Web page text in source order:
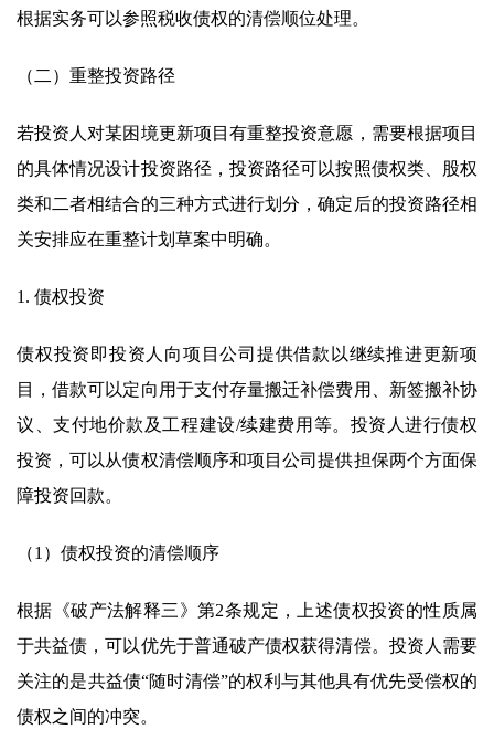
根据实务可以参照税收债权的清偿顺位处理。
（二）重整投资路径
若投资人对某困境更新项目有重整投资意愿，需要根据项目
的具体情况设计投资路径，投资路径可以按照债权类、股权
类和二者相结合的三种方式进行划分，确定后的投资路径相
关安排应在重整计划草案中明确。
1. 债权投资
债权投资即投资人向项目公司提供借款以继续推进更新项
目，借款可以定向用于支付存量搬迁补偿费用、新签搬补协
议、支付地价款及工程建设/续建费用等。投资人进行债权
投资，可以从债权清偿顺序和项目公司提供担保两个方面保
障投资回款。
（1）债权投资的清偿顺序
根据《破产法解释三》第2条规定，上述债权投资的性质属
于共益债，可以优先于普通破产债权获得清偿。投资人需要
关注的是共益债“随时清偿”的权利与其他具有优先受偿权的
债权之间的冲突。